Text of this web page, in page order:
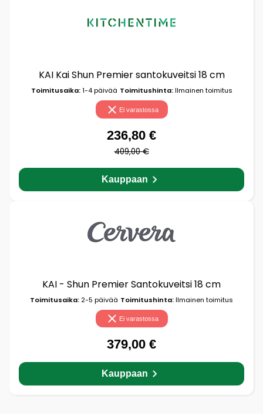
KAI Kai Shun Premier santokuveitsi 18 cm
Toimitusaika:1-4 päivää Toimitushinta:Ilmainen toimitus
Ei varastossa
236,80 €
409,00 €
Kauppaan
KAI - Shun Premier Santokuveitsi 18 cm
Toimitusaika: 2-5 päivää Toimitushinta:Ilmainen toimitus
Ei varastossa
379,00 €
Kauppaan